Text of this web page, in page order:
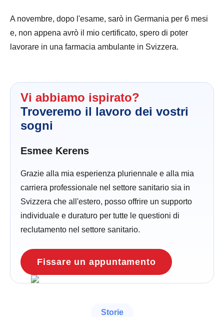
A novembre, dopo l'esame, sarò in Germania per 6 mesi
e, non appena avrò il mio certificato, spero di poter
lavorare in una farmacia ambulante in Svizzera.
Vi abbiamo ispirato?
Troveremo il lavoro dei vostri
sogni
Esmee Kerens
Grazie alla mia esperienza pluriennale e alla mia
carriera professionale nel settore sanitario sia in
Svizzera che all'estero, posso offrire un supporto
individuale e duraturo per tutte le questioni di
reclutamento nel settore sanitario.
Fissare un appuntamento
Storie